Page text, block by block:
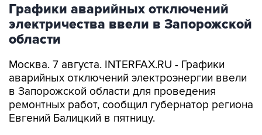
Графики аварийных отключений
электричества ввели в Запорожской
области
Москва. 7 августа. INTERFAX.RU - Графики
аварийных отключений электроэнергии ввели
в Запорожской области для проведения
ремонтных работ, сообщил губернатор региона
Евгений Балицкий в пятницу.